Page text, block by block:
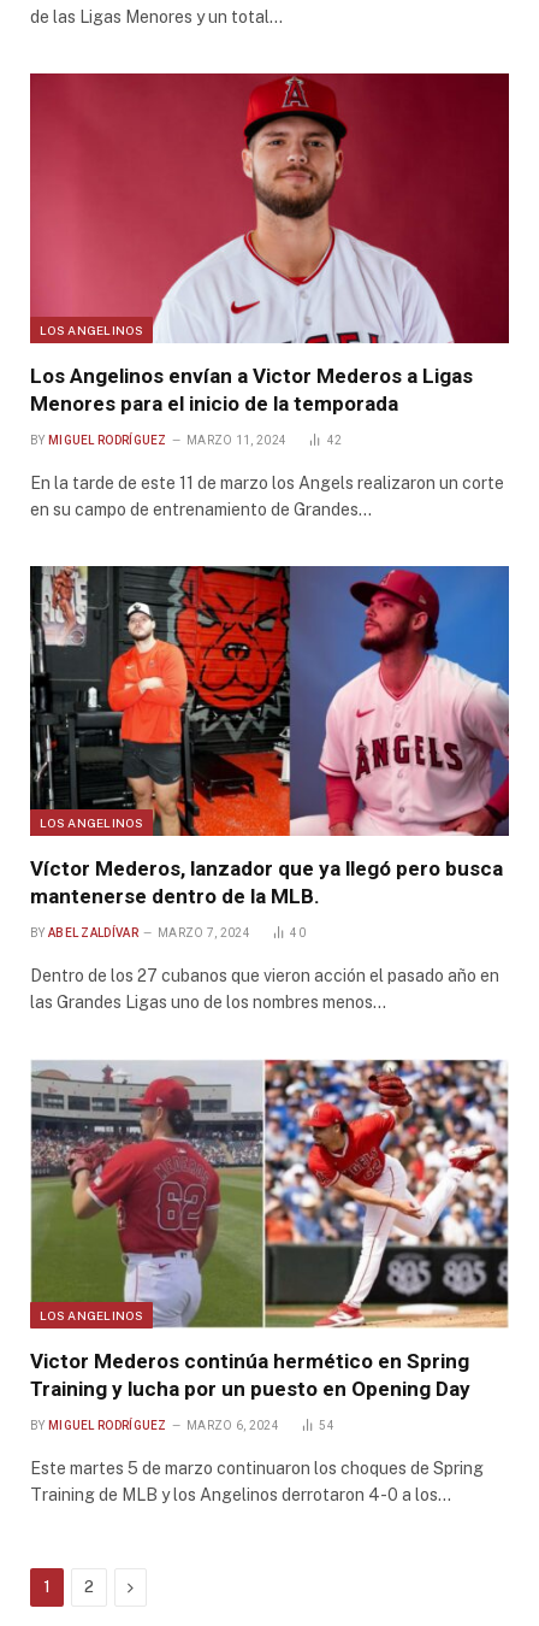
de las Ligas Menores y un total…
LOS ANGELINOS
Los Angelinos envían a Victor Mederos a Ligas
Menores para el inicio de la temporada
BY MIGUEL RODRÍGUEZ MARZO 11, 2024 42
En la tarde de este 11 de marzo los Angels realizaron un corte
en su campo de entrenamiento de Grandes…
LOS ANGELINOS
Víctor Mederos, lanzador que ya llegó pero busca
mantenerse dentro de la MLB.
BY ABEL ZALDÍVAR MARZO 7, 2024 40
Dentro de los 27 cubanos que vieron acción el pasado año en
las Grandes Ligas uno de los nombres menos…
LOS ANGELINOS
Victor Mederos continúa hermético en Spring
Training y lucha por un puesto en Opening Day
BY MIGUEL RODRÍGUEZ MARZO 6, 2024 54
Este martes 5 de marzo continuaron los choques de Spring
Training de MLB y los Angelinos derrotaron 4-0 a los…
1 2 Next